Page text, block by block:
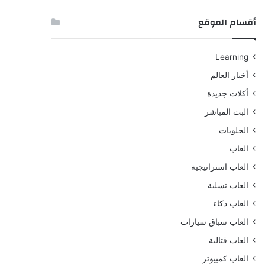
أقسام الموقع
Learning
أخبار العالم
أكلات جديدة
البث المباشر
الحلويات
العاب
العاب استراتيجية
العاب تسلية
العاب ذكاء
العاب سباق سيارات
العاب قتالية
العاب كمبيوتر